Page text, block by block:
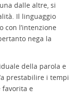
dalle altre, si
Il linguaggio
con l’intenzione
nega la
della parola e
prestabilire i tempi
favorita e